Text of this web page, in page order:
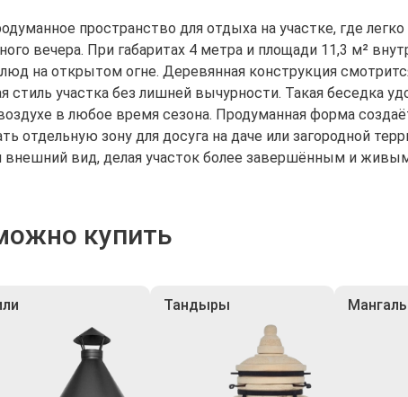
пространство для отдыха на участке, где
вечера. При габаритах 4 метра и площади 11,3 м²
на открытом огне. Деревянная конструкция
стиль участка без лишней вычурности. Такая беседка
в любое время сезона. Продуманная форма
отдельную зону для досуга на даче или загородной
внешний вид, делая участок более завершённым и
купить
Тандыры